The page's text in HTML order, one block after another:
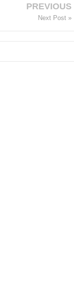
PREVIOUS
Next Post »